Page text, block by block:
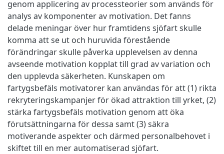
genom applicering av processteorier som används för
analys av komponenter av motivation. Det fanns
delade meningar över hur framtidens sjöfart skulle
komma att se ut och huruvida förestående
förändringar skulle påverka upplevelsen av denna
avseende motivation kopplat till grad av variation och
den upplevda säkerheten. Kunskapen om
fartygsbefäls motivatorer kan användas för att (1) rikta
rekryteringskampanjer för ökad attraktion till yrket, (2)
stärka fartygsbefäls motivation genom att öka
förutsättningarna för dessa samt (3) säkra
motiverande aspekter och därmed personalbehovet i
skiftet till en mer automatiserad sjöfart.